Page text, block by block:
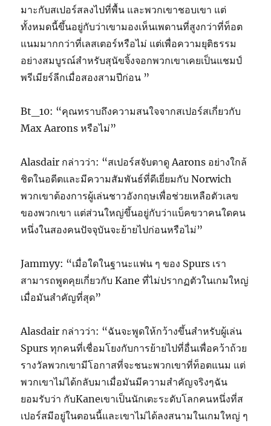
มาะกับสเปอร์สลงไปที่พื้น และพวกเขาชอบเขา แต่
ทั้งหมดนี้ขึ้นอยู่กับว่าเขามองเห็นเพดานที่สูงกว่าที่ท็อต
แนมมากกว่าที่เลสเตอร์หรือไม่ แต่เพื่อความยุติธรรม
อย่างสมบูรณ์สำหรับสุนัขจิ้งจอกพวกเขาเคยเป็นแชมป์
พรีเมียร์ลีกเมื่อสองสามปีก่อน ”
Bt_10: “คุณทราบถึงความสนใจจากสเปอร์สเกี่ยวกับ
Max Aarons หรือไม่”
Alasdair กล่าวว่า: “สเปอร์สจับตาดู Aarons อย่างใกล้
ชิดในอดีตและมีความสัมพันธ์ที่ดีเยี่ยมกับ Norwich
พวกเขาต้องการผู้เล่นชาวอังกฤษเพื่อช่วยเหลือตัวเลข
ของพวกเขา แต่ส่วนใหญ่ขึ้นอยู่กับว่าแบ็คขวาคนใดคน
หนึ่งในสองคนปัจจุบันจะย้ายไปก่อนหรือไม่”
Jammyy: “เมื่อใดในฐานะแฟน ๆ ของ Spurs เรา
สามารถพูดคุยเกี่ยวกับ Kane ที่ไม่ปรากฏตัวในเกมใหญ่
เมื่อมันสำคัญที่สุด”
Alasdair กล่าวว่า: “ฉันจะพูดให้กว้างขึ้นสำหรับผู้เล่น
Spurs ทุกคนที่เชื่อมโยงกับการย้ายไปที่อื่นเพื่อคว้าถ้วย
รางวัลพวกเขามีโอกาสที่จะชนะพวกเขาที่ท็อตแนม แต่
พวกเขาไม่ได้กลับมาเมื่อมันมีความสำคัญจริงๆฉัน
ยอมรับว่า กับKaneเขาเป็นนักเตะระดับโลกคนหนึ่งที่ส
เปอร์สมีอยู่ในตอนนี้และเขาไม่ได้ลงสนามในเกมใหญ่ ๆ